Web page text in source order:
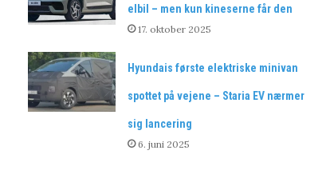
elbil – men kun kineserne får den
17. oktober 2025
Hyundais første elektriske minivan
spottet på vejene – Staria EV nærmer
sig lancering
6. juni 2025